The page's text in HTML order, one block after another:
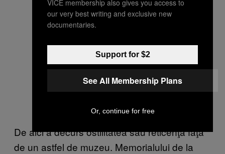
De aici a decurs ostilitatea sau reticenţa faţă
de un astfel de muzeu. Memorialului de la
VICE membership also gives you access to
our very best writing and exclusive new
documentaries.
Support for $2
See All Membership Plans
Or, continue for free